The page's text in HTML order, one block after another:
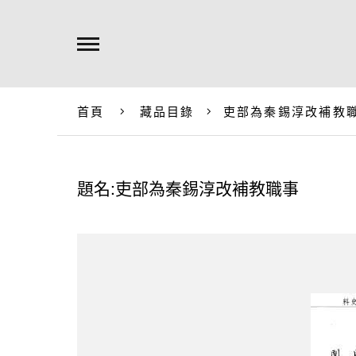
首頁 藏品目錄 吏部為秦錫淳改補教
題名:吏部為秦錫淳改補教職事